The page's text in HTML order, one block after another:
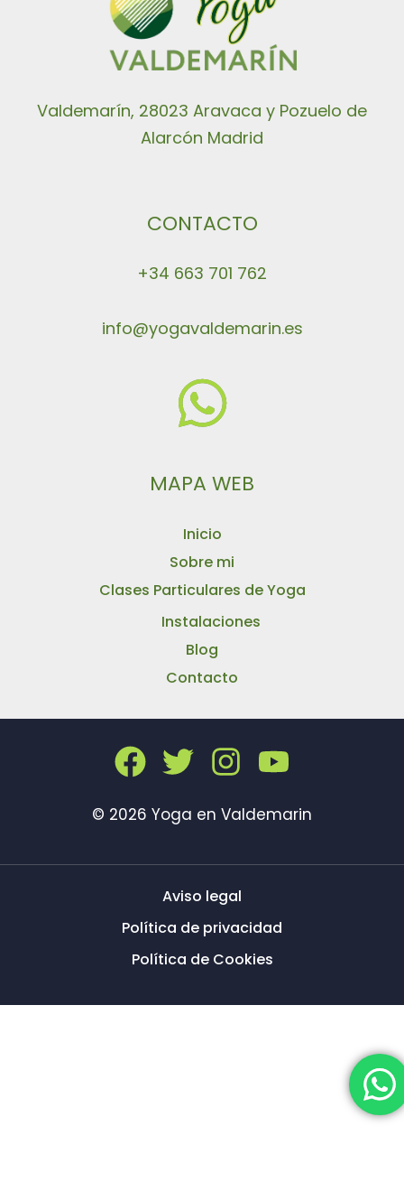
Valdemarín, 28023 Aravaca y Pozuelo de
Alarcón Madrid
CONTACTO
+34 663 701 762
info@yogavaldemarin.es
MAPA WEB
Inicio
Sobre mi
Clases Particulares de Yoga
Instalaciones
Blog
Contacto
© 2026 Yoga en Valdemarin
Aviso legal
Política de privacidad
Política de Cookies